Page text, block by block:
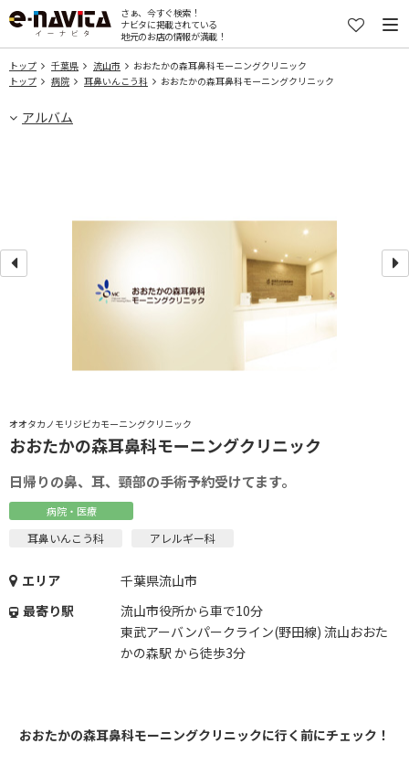
さぁ、今すぐ検索！
ナビタに掲載されている
地元のお店の情報が満載！
トップ 千葉県 流山市
おおたかの森耳鼻科モーニングクリニック
トップ
病院 耳鼻いんこう科 おおたかの森耳鼻科モーニングクリニック
アルバム
オオタカノモリジビカモーニングクリニック
おおたかの森耳鼻科モーニングクリニック
日帰りの鼻、耳、頸部の手術予約受けてます。
病院・医療
耳鼻いんこう科 アレルギー科
エリア
千葉県流山市
最寄り駅
流山市役所から車で10分
東武アーバンパークライン(野田線) 流山おおた
かの森駅 から徒歩3分
おおたかの森耳鼻科モーニングクリニックに行く前にチェック！